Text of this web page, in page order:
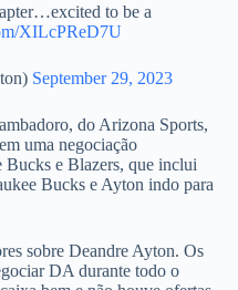
to be a
XILcPReD7U
September 29, 2023
do Arizona Sports,
uma negociação
e Blazers, que inclui
Bucks e Ayton indo para
sobre Deandre Ayton. Os
DA durante todo o